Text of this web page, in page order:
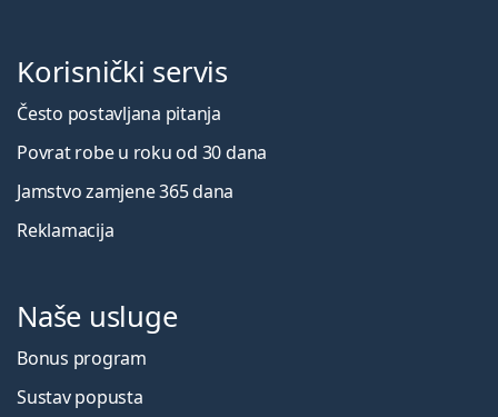
Korisnički servis
Često postavljana pitanja
Povrat robe u roku od 30 dana
Jamstvo zamjene 365 dana
Reklamacija
Naše usluge
Bonus program
Sustav popusta